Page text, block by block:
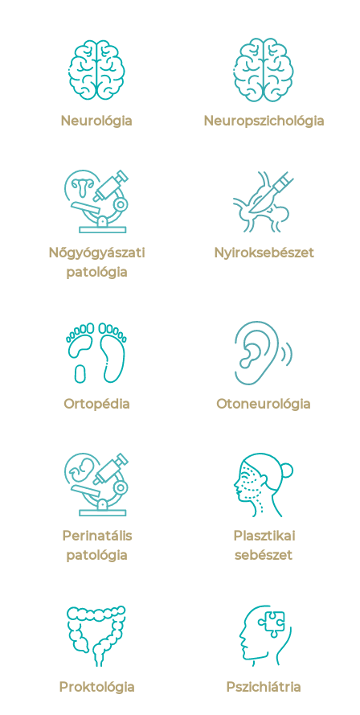
Neurológia Neuropszichológia
Nőgyógyászati
patológia
Nyiroksebészet
Ortopédia Otoneurológia
Perinatális
patológia
Plasztikai
sebészet
Proktológia Pszichiátria